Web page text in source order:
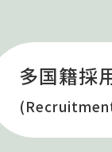
多国籍採